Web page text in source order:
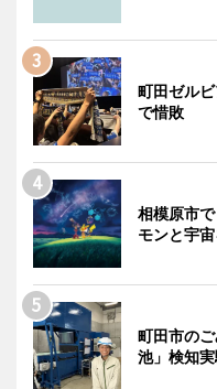
町田ゼル
で惜敗
相模原市
モンと宇
町田市の
池」検知